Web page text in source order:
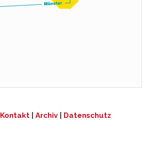
Kontakt Archiv Datenschutz